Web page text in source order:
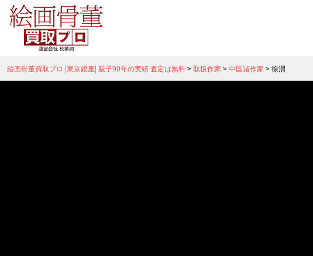
絵画骨董買取プロ |東京銀座| 親子90年の実績 査定は無料>取扱作家 >中国諸作家 >徐渭